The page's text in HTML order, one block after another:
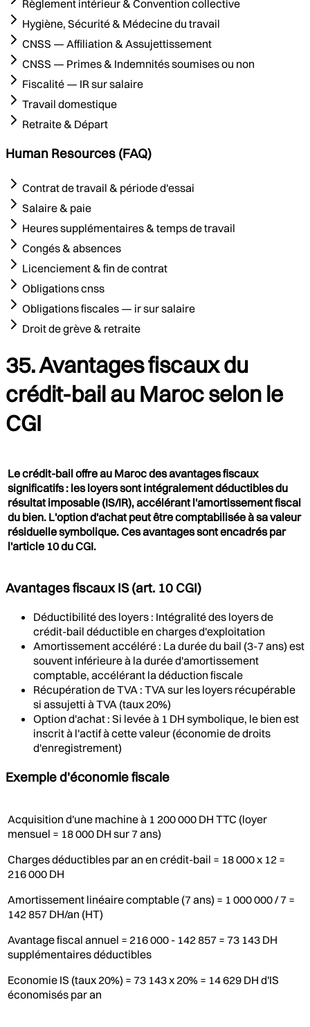
Règlement intérieur & Convention collective
Hygiène, Sécurité & Médecine du travail
CNSS — Affiliation & Assujettissement
CNSS — Primes & Indemnités soumises ou non
Fiscalité — IR sur salaire
Travail domestique
Retraite & Départ
Human Resources (FAQ)
Contrat de travail & période d'essai
Salaire & paie
Heures supplémentaires & temps de travail
Congés & absences
Licenciement & fin de contrat
Obligations cnss
Obligations fiscales — ir sur salaire
Droit de grève & retraite
35. Avantages fiscaux du
crédit-bail au Maroc selon le
CGI
Le crédit-bail offre au Maroc des avantages fiscaux
significatifs : les loyers sont intégralement déductibles du
résultat imposable (IS/IR), accélérant l'amortissement fiscal
du bien. L'option d'achat peut être comptabilisée à sa valeur
résiduelle symbolique. Ces avantages sont encadrés par
l'article 10 du CGI.
Avantages fiscaux IS (art. 10 CGI)
Déductibilité des loyers : Intégralité des loyers de
crédit-bail déductible en charges d'exploitation
Amortissement accéléré : La durée du bail (3-7 ans) est
souvent inférieure à la durée d'amortissement
comptable, accélérant la déduction fiscale
Récupération de TVA : TVA sur les loyers récupérable
si assujetti à TVA (taux 20%)
Option d'achat : Si levée à 1 DH symbolique, le bien est
inscrit à l'actif à cette valeur (économie de droits
d'enregistrement)
Exemple d'économie fiscale
Acquisition d'une machine à 1 200 000 DH TTC (loyer
mensuel = 18 000 DH sur 7 ans)
Charges déductibles par an en crédit-bail = 18 000 x 12 =
216 000 DH
Amortissement linéaire comptable (7 ans) = 1 000 000 / 7 =
142 857 DH/an (HT)
Avantage fiscal annuel = 216 000 - 142 857 = 73 143 DH
supplémentaires déductibles
Economie IS (taux 20%) = 73 143 x 20% = 14 629 DH d'IS
économisés par an